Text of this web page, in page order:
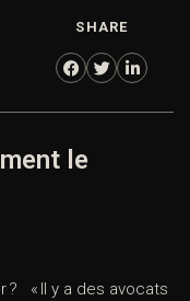
SHARE
le
? « Il y a des avocats